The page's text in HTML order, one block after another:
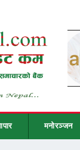
मनोरञ्जन